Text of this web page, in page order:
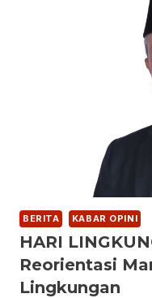
BERITA KABAR OPINI
HARI
Reorientasi
Lingkungan